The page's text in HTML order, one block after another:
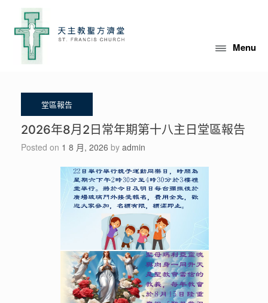
content
Menu
2026年8月2日常年期第十八主日堂區報告
Posted on 1 8 月, 2026 by admin